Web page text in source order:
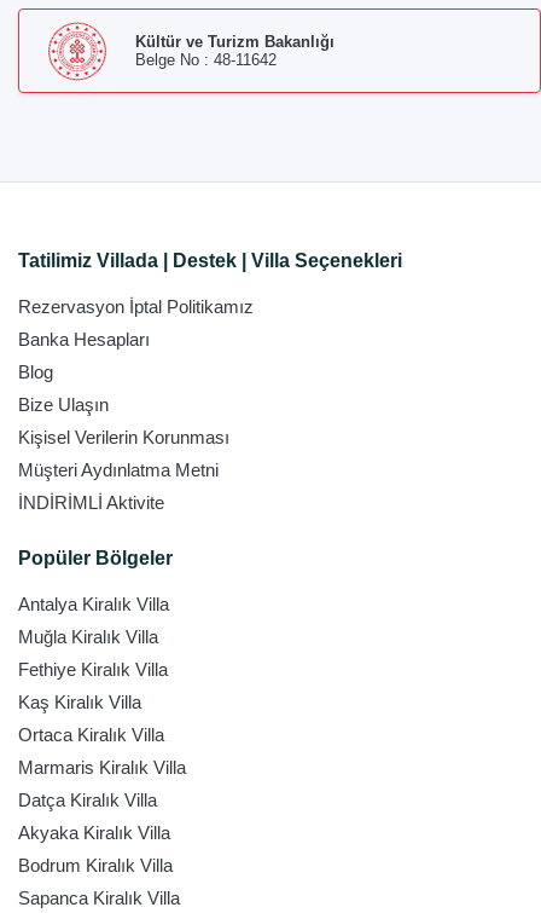
Kültür ve Turizm Bakanlığı
Belge No : 48-11642
Tatilimiz Villada | Destek | Villa Seçenekleri
Rezervasyon İptal Politikamız
Banka Hesapları
Blog
Bize Ulaşın
Kişisel Verilerin Korunması
Müşteri Aydınlatma Metni
İNDİRİMLİ Aktivite
Popüler Bölgeler
Antalya Kiralık Villa
Muğla Kiralık Villa
Fethiye Kiralık Villa
Kaş Kiralık Villa
Ortaca Kiralık Villa
Marmaris Kiralık Villa
Datça Kiralık Villa
Akyaka Kiralık Villa
Bodrum Kiralık Villa
Sapanca Kiralık Villa